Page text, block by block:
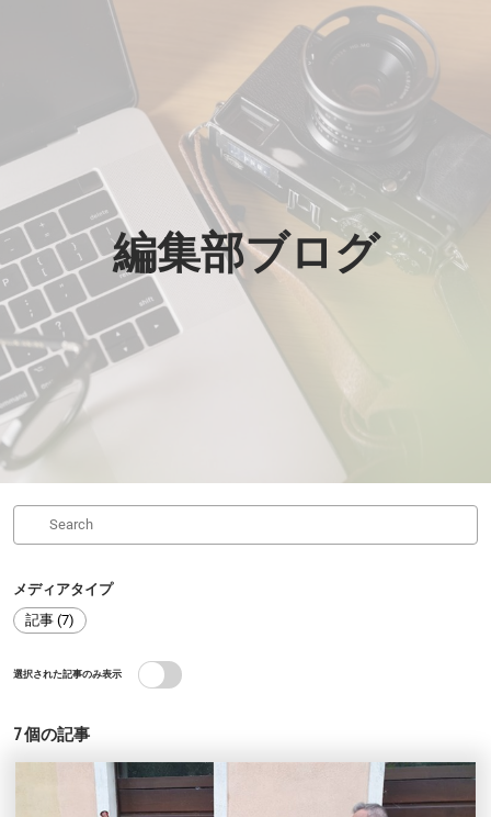
癒
編
集
部
ブ
ロ
グ
編集部ブログ
メディアタイプ
記事 (7)
選択された記事のみ表示
7個の記事